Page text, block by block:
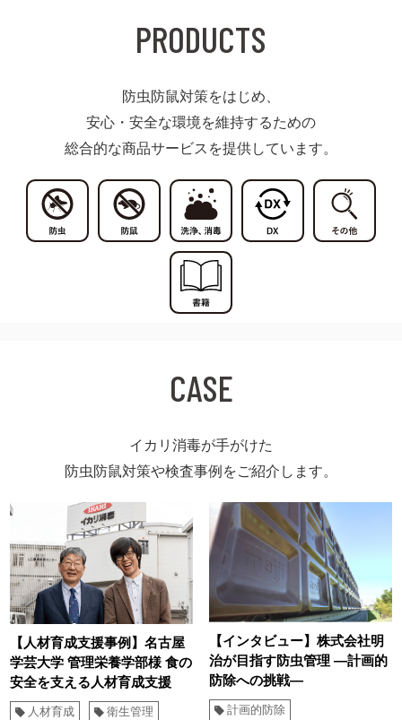
PRODUCTS
防虫防鼠対策をはじめ、
安心・安全な環境を維持するための
総合的な商品サービスを提供しています。
CASE
イカリ消毒が手がけた
防虫防鼠対策や検査事例をご紹介します。
【人材育成支援事例】名古屋
学芸大学 管理栄養学部様 食の
安全を支える人材育成支援
人材育成 衛生管理
【インタビュー】株式会社明
治が目指す防虫管理 ―計画的
防除への挑戦―
計画的防除